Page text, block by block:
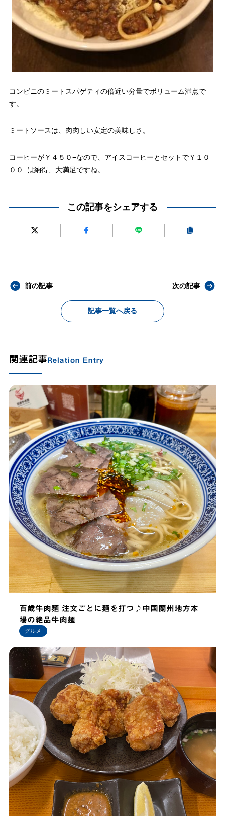
コンビニのミートスパゲティの倍近い分量でボリューム満点で
す。
ミートソースは、肉肉しい安定の美味しさ。
コーヒーが￥４５０−なので、アイスコーヒーとセットで￥１０
００−は納得、大満足ですね。
この記事をシェアする
前の記事
記事一覧へ戻る
次の記事
関連記事Relation Entry
百歳牛肉麺 注文ごとに麺を打つ♪中国蘭州地方本
場の絶品牛肉麺
グルメ